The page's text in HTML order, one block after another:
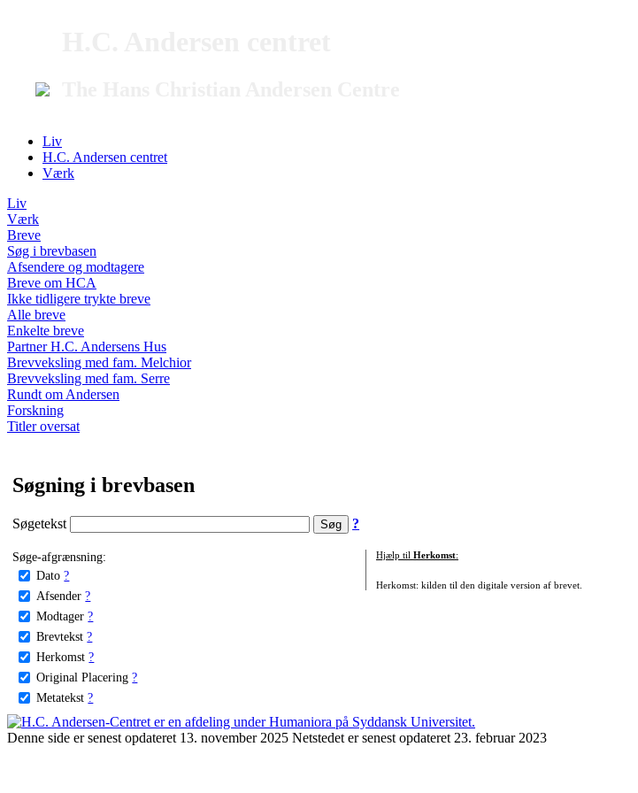
Liv
H.C. Andersen centret
Værk
Liv
Værk
Breve
Søg i brevbasen
Afsendere og modtagere
Breve om HCA
Ikke tidligere trykte breve
Alle breve
Enkelte breve
Partner H.C. Andersens Hus
Brevveksling med fam. Melchior
Brevveksling med fam. Serre
Rundt om Andersen
Forskning
Titler oversat
Søgning i brevbasen
Søgetekst ?
Søge-afgrænsning:
Dato ?
Afsender ?
Modtager ?
Brevtekst ?
Herkomst ?
Original Placering ?
Metatekst ?
Hjælp til Herkomst:
Herkomst: kilden til den digitale version af brevet.
Denne side er senest opdateret 13. november 2025 Netstedet er senest opdateret 23. februar 2023